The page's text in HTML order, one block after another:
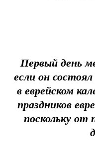
Первый день
если он
в еврейском
праздников
поскольку от